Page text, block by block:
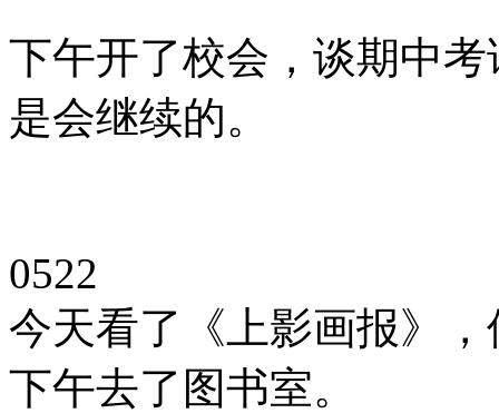
下午开了校会，谈期中
是会继续的。
0522
今天看了《上影画报》
下午去了图书室。